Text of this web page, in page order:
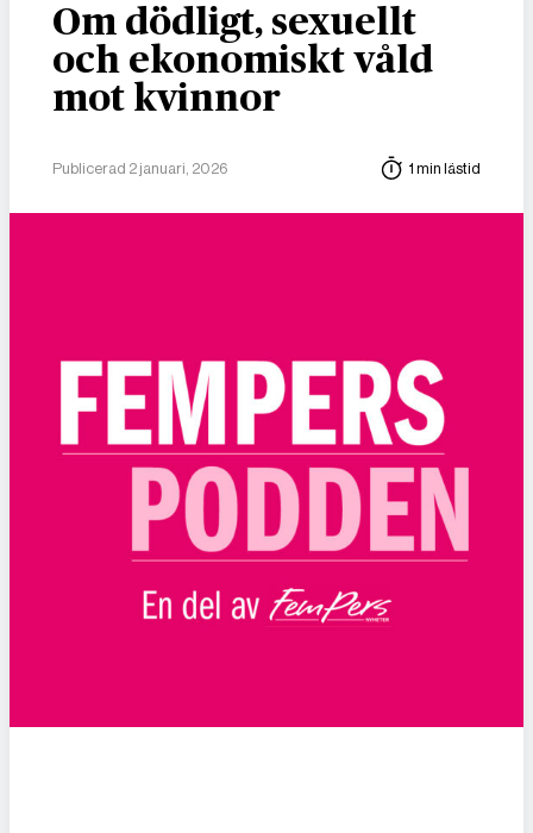
Om dödligt, sexuellt
och ekonomiskt våld
mot kvinnor
Publicerad 2 januari, 2026 1 min lästid